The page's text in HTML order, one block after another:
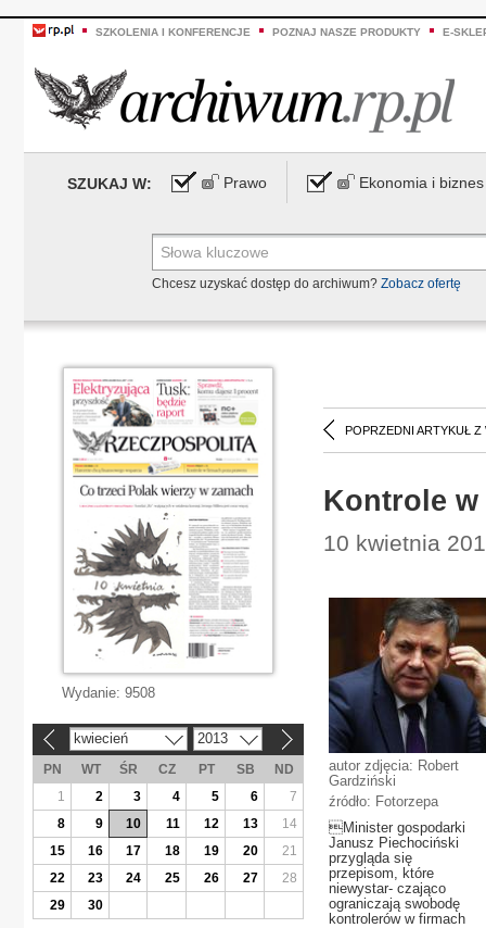
SZKOLENIA I KONFERENCJE POZNAJ NASZE PRODUKTY E-
SZUKAJ W: Prawo Ekonomia i biznes
Chcesz uzyskać dostęp do archiwum? Zobacz ofertę
POPRZEDNI ARTYKUŁ Z
Kontrole w
10 kwietnia
autor zdjęcia: Robert
Gardziński
źródło: Fotorzepa
Minister gospodarki
Janusz Piechociński
przygląda się
przepisom, które
niewystar- czająco
ograniczają swobodę
kontrolerów w firmach
Wydanie: 9508
kwiecień 2013
PN WT ŚR CZ PT SB
ND
1
2 3 4 5 6
7
8
9 10 11 12 13
14
15
16 17 18 19 20
21
22
23 24 25 26 27
28
29
30